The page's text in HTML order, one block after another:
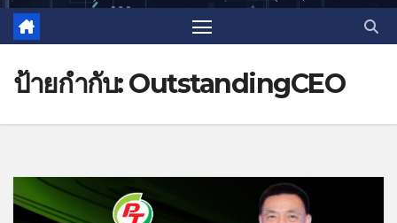
ป้ายกำกับ:OutstandingCEO